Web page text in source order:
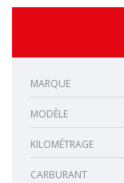
MARQUE
MODÈLE
KILOMÉTRAGE
CARBURANT